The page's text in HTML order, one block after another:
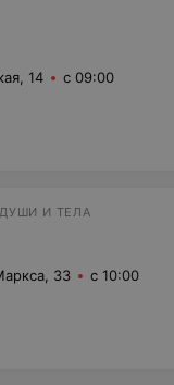
14 с 09:00
И ТЕЛА
33 с 10:00